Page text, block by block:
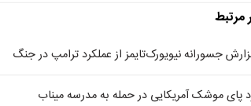
مرتبط
جسورانه نیویورک‌تایمز از عملکرد ترامپ در جنگ
پای موشک آمریکایی در حمله به مدرسه میناب